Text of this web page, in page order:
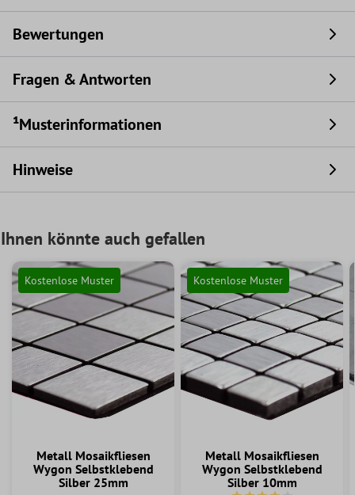
Bewertungen
Fragen & Antworten
¹Musterinformationen
Hinweise
Ihnen könnte auch gefallen
Kostenlose Muster
Metall Mosaikfliesen
Wygon Selbstklebend
Silber 25mm
Kostenlose Muster
Metall Mosaikfliesen
Wygon Selbstklebend
Silber 10mm